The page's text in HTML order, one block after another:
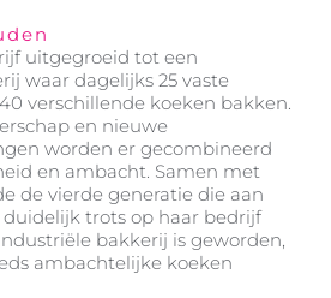
uitgegroeid tot een
waar dagelijks 25 vaste
verschillende koeken bakken.
en nieuwe
worden er gecombineerd
en ambacht. Samen met
de vierde generatie die aan
duidelijk trots op haar bedrijf
bakkerij is geworden,
ambachtelijke koeken